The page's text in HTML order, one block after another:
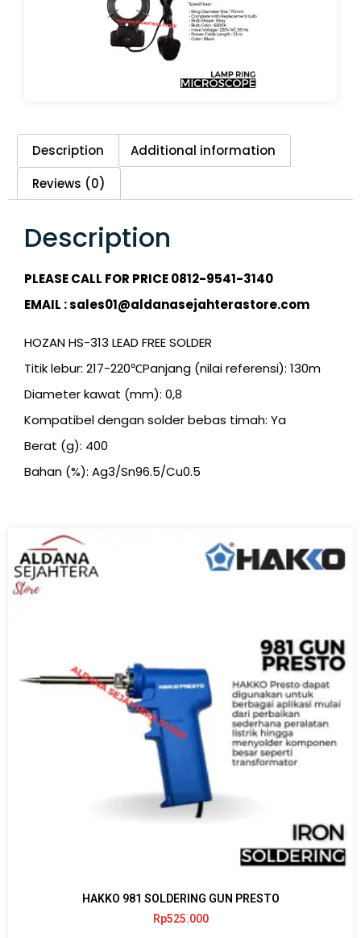
Description
Additional information
Reviews (0)
Description
PLEASE CALL FOR PRICE 0812-9541-3140
EMAIL : sales01@aldanasejahterastore.com
HOZAN HS-313 LEAD FREE SOLDER
Titik lebur: 217-220℃Panjang (nilai referensi): 130m
Diameter kawat (mm): 0,8
Kompatibel dengan solder bebas timah: Ya
Berat (g): 400
Bahan (%): Ag3/Sn96.5/Cu0.5
HAKKO 981 SOLDERING GUN PRESTO
Rp525.000